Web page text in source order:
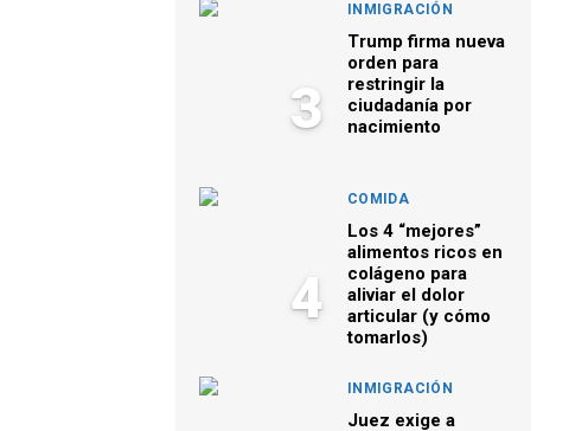
3
INMIGRACIÓN
Trump firma nueva
orden para
restringir la
ciudadanía por
nacimiento
4
COMIDA
Los 4 “mejores”
alimentos ricos en
colágeno para
aliviar el dolor
articular (y cómo
tomarlos)
INMIGRACIÓN
Juez exige a